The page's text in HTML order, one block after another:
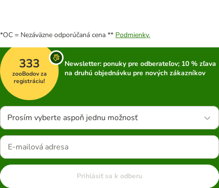
*OC = Nezáväzne odporúčaná cena ** Podmienky.
333
zooBodov za
registráciu!
Newsletter: ponuky pre odberateľov; 10 % zľava
na druhú objednávku pre nových zákazníkov
Prosím vyberte aspoň jednu možnosť
Prihlásiť sa k odberu